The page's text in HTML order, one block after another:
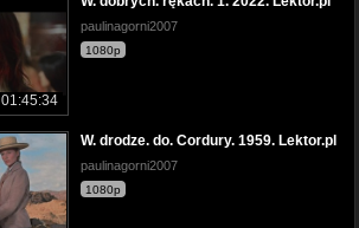
01:45:34
paulinagorni2007
1080p
W. drodze. do. Cordury. 1959. Lektor.pl
paulinagorni2007
1080p